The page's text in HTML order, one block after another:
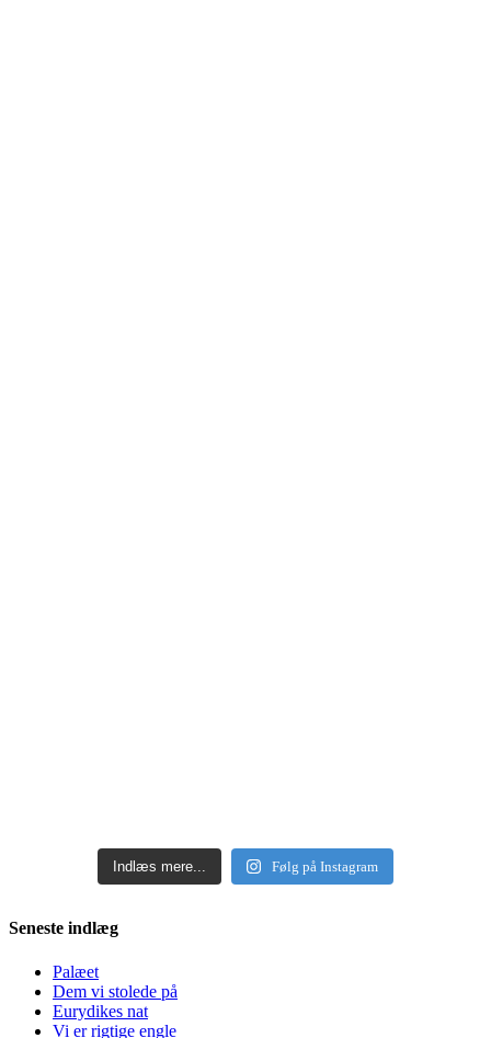
Indlæs mere... Følg på Instagram
Seneste indlæg
Palæet
Dem vi stolede på
Eurydikes nat
Vi er rigtige engle